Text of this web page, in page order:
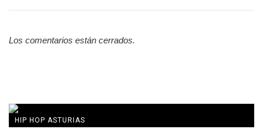
Los comentarios están cerrados.
HIP HOP ASTURIAS